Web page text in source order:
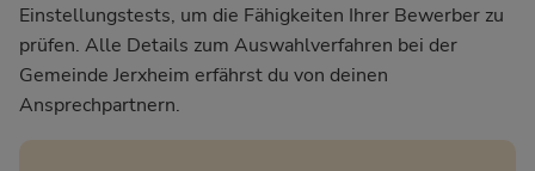
Einstellungstests, um die Fähigkeiten Ihrer Bewerber zu
prüfen. Alle Details zum Auswahlverfahren bei der
Gemeinde Jerxheim erfährst du von deinen
Ansprechpartnern.